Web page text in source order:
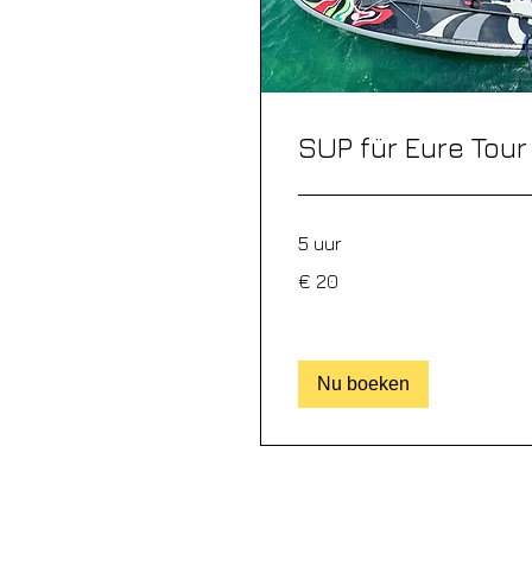
SUP für Eure Tour
5 uur
euro
€ 20
Nu boeken